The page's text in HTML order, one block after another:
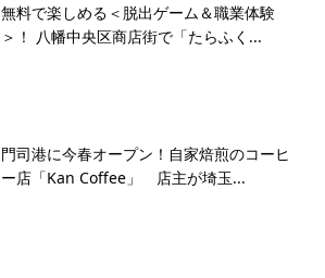
無料で楽しめる＜脱出ゲーム＆職業体験
＞！ 八幡中央区商店街で「たらふく...
門司港に今春オープン！自家焙煎のコーヒ
ー店「Kan Coffee」 店主が埼玉...